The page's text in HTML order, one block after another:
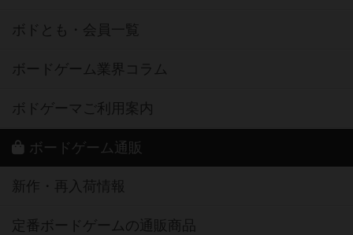
ボドとも・会員一覧
ボードゲーム業界コラム
ボドゲーマご利用案内
ボードゲーム通販
新作・再入荷情報
定番ボードゲームの通販商品